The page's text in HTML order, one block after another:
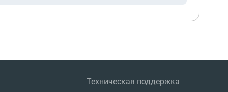
Техническая поддержка